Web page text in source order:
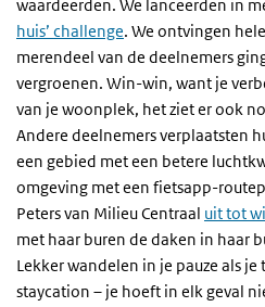
waardeerden. We lanceerden in
huis’ challenge. We ontvingen
merendeel van de deelnemers
vergroenen. Win-win, want je
van je woonplek, het ziet er ook
Andere deelnemers verplaatsten
een gebied met een betere
omgeving met een fietsapp-
Peters van Milieu Centraal uit tot
met haar buren de daken in haar
Lekker wandelen in je pauze als
staycation – je hoeft in elk geval